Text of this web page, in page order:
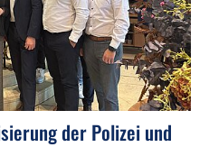
der Polizei und